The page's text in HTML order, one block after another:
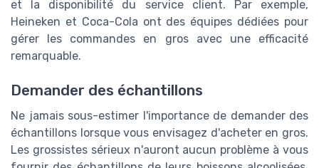
et la disponibilité du service client. Par exemple,
Heineken et Coca-Cola ont des équipes dédiées pour
gérer les commandes en gros avec une efficacité
remarquable.
Demander des échantillons
Ne jamais sous-estimer l'importance de demander des
échantillons lorsque vous envisagez d'acheter en gros.
Les grossistes sérieux n'auront aucun problème à vous